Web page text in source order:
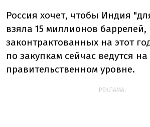
Россия хочет, чтобы Индия
взяла 15 миллионов баррелей,
законтрактованных на этот
по закупкам сейчас ведутся на
правительственном уровне.
РЕКЛАМА: